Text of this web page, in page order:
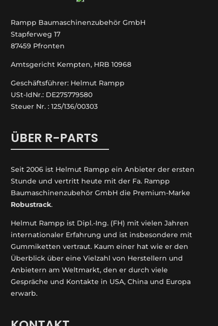
Rampp Baumaschinenzubehör GmbH
Stapferweg 17
87459 Pfronten
Amtsgericht Kempten, HRB 10968
Geschäftsführer: Helmut Rampp
USt-IdNr.: DE275779580
Steuer Nr. : 125/136/00303
ÜBER R-PARTS
Seit 2006 ist Helmut Rampp ein An­bieter der ersten
Stunde und vertritt heute mit der Fa. Rampp
Baumaschinenzubehör GmbH die Premium-Marke
Robustrack.
Helmut Rampp ist Dipl.-Ing. (FH) mit vielen Jahren
internationaler Erfahrung und ist insbesondere mit
Gummiketten vertraut. Kaum einer hat wie er den
Überblick über eine Vielzahl von Herstellern und
Anbietern am Weltmarkt, den er durch viele
Gespräche und Kontakte in USA, China und Europa
erwarb.